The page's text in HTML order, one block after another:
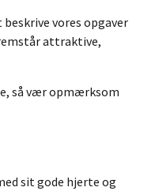
vores opgaver
attraktive,
så vær opmærksom
sit gode hjerte og